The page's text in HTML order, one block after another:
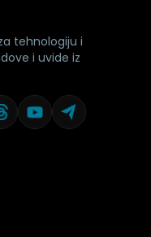
tehnologiju i
i uvide iz